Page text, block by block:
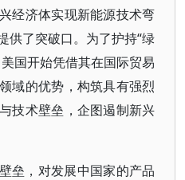
经济体实现新能源技术弯
供了突破口。为了护持“绿
国开始凭借其在国际贸易
域的优势，构筑具有强烈
技术壁垒，企图遏制新兴
垒，对发展中国家的产品